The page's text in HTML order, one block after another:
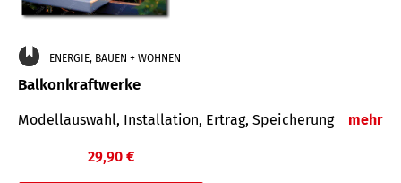
ENERGIE, BAUEN + WOHNEN
Balkonkraftwerke
Modellauswahl, Installation, Ertrag, Speicherung mehr
29,90 €